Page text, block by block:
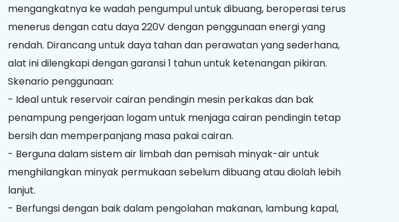
mengangkatnya ke wadah pengumpul untuk dibuang, beroperasi terus
menerus dengan catu daya 220V dengan penggunaan energi yang
rendah. Dirancang untuk daya tahan dan perawatan yang sederhana,
alat ini dilengkapi dengan garansi 1 tahun untuk ketenangan pikiran.
Skenario penggunaan:
- Ideal untuk reservoir cairan pendingin mesin perkakas dan bak
penampung pengerjaan logam untuk menjaga cairan pendingin tetap
bersih dan memperpanjang masa pakai cairan.
- Berguna dalam sistem air limbah dan pemisah minyak-air untuk
menghilangkan minyak permukaan sebelum dibuang atau diolah lebih
lanjut.
- Berfungsi dengan baik dalam pengolahan makanan, lambung kapal,